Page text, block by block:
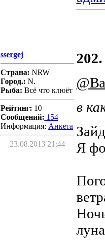
ssergej
Страна: NRW
Город.: N.
Рыба: Всё что клюёт
Рейтинг: 10
Сообщений: 154
Информация: Aнкета
23.08.2013 21:44
202.
в
Я